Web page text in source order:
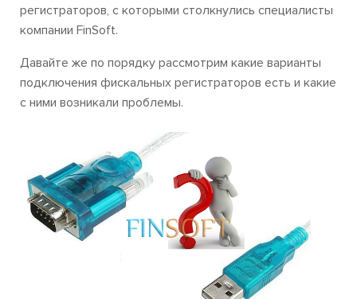
регистраторов, с которыми столкнулись специалисты
компании FinSoft.
Давайте же по порядку рассмотрим какие варианты
подключения фискальных регистраторов есть и какие
с ними возникали проблемы.